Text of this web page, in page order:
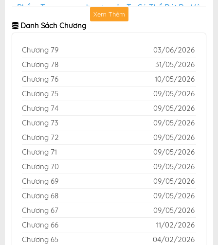
Phẩm Truyenqq online,truyện Ta Có Thể Rút Ra Vô
Hạn Vật Phẩm tại truyệnqq miễn phí
Xem Thêm
Danh Sách Chương
Chương 79
03/06/2026
Chương 78
31/05/2026
Chương 76
10/05/2026
Chương 75
09/05/2026
Chương 74
09/05/2026
Chương 73
09/05/2026
Chương 72
09/05/2026
Chương 71
09/05/2026
Chương 70
09/05/2026
Chương 69
09/05/2026
Chương 68
09/05/2026
Chương 67
09/05/2026
Chương 66
11/02/2026
Chương 65
04/02/2026